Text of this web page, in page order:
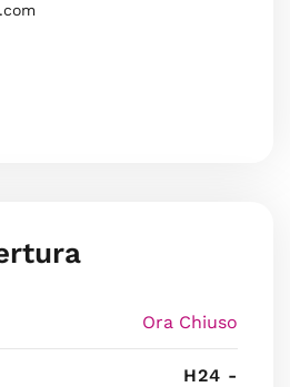
Ora Chiuso
H24 -